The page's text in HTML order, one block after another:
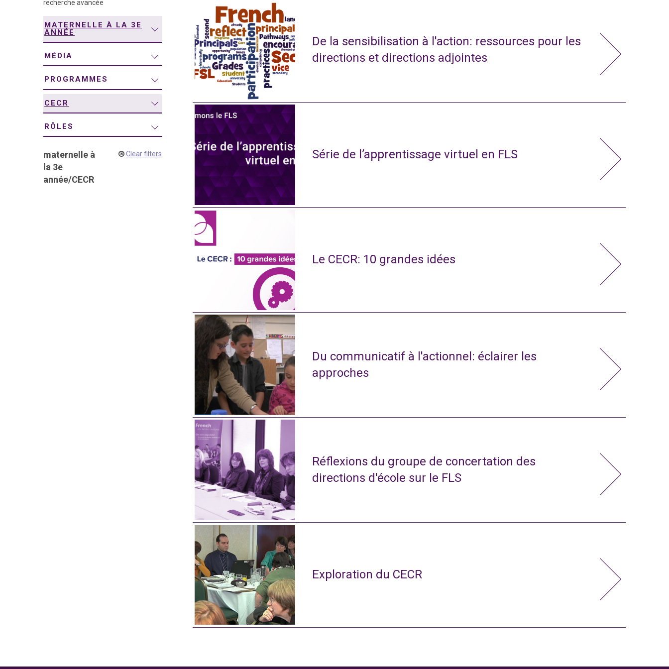
recherche avancée
MATERNELLE À LA 3E
ANNÉE
MÉDIA
PROGRAMMES
CECR
RÔLES
maternelle à
la 3e
année/CECR
Clear filters
De la sensibilisation à l'action: ressources pour les
directions et directions adjointes
Série de l’apprentissage virtuel en FLS
Le CECR: 10 grandes idées
Du communicatif à l'actionnel: éclairer les
approches
Réflexions du groupe de concertation des
directions d'école sur le FLS
Exploration du CECR